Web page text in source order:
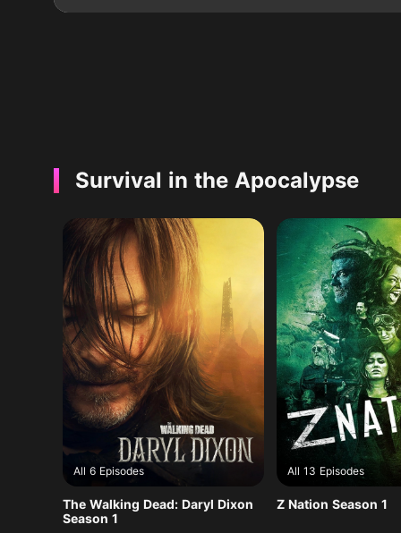
comunidade - mas esses milagres vêm a um preço?
Survival in the Apocalypse
All 6 Episodes
The Walking Dead: Daryl Dixon
Season 1
All 13 Episodes
Z Nation Season 1